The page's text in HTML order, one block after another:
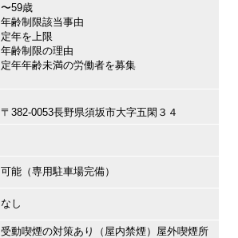
〜59歳
年齢制限該当事由
定年を上限
年齢制限の理由
定年年齢未満の労働者を募集
〒382-0053長野県須坂市大字五閑３４
可能（専用駐車場完備）
なし
受動喫煙の対策あり（屋内禁煙）屋外喫煙所